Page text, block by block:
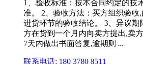
1、验收标准：按本合同约定的技
准。 2、验收方法：买方组织验收
进货环节的验收结论。 3、异议期
方在货到一个月内向卖方提出,卖
7天内做出书面答复,逾期则 ...
联系电话: 180 3780 8511